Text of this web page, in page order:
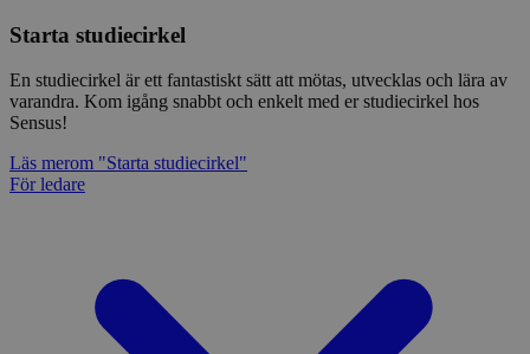
Starta studiecirkel
En studiecirkel är ett fantastiskt sätt att mötas, utvecklas och lära av
varandra. Kom igång snabbt och enkelt med er studiecirkel hos
Sensus!
Läs merom "Starta studiecirkel"
För ledare